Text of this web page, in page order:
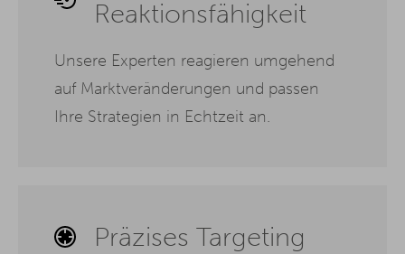
Reaktionsfähigkeit
Unsere Experten reagieren umgehend
auf Marktveränderungen und passen
Ihre Strategien in Echtzeit an.
Präzises Targeting